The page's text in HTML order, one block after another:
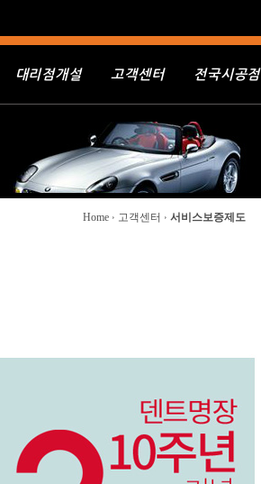
대리점개설 고객센터 전국시공점
Home 고객센터 서비스보증제도